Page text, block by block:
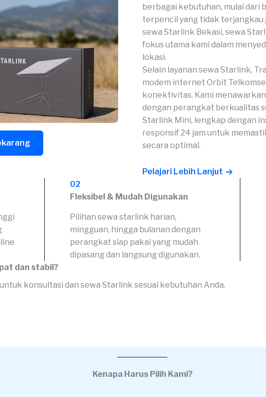
berbagai kebutuhan, mulai dari
terpencil yang tidak terjangkau
sewa Starlink Bekasi, sewa
fokus utama kami dalam
lokasi.
Selain layanan sewa Starlink,
modem internet Orbit
konektivitas. Kami
dengan perangkat berkualitas
Starlink Mini, lengkap dengan
responsif 24 jam untuk
secara optimal.
Pelajari Lebih Lanjut
02
Fleksibel & Mudah Digunakan
Pilihan sewa starlink harian,
mingguan, hingga bulanan dengan
perangkat siap pakai yang mudah
dipasang dan langsung digunakan.
dan stabil?
konsultasi dan sewa Starlink sesuai kebutuhan Anda.
Kenapa Harus Pilih Kami?